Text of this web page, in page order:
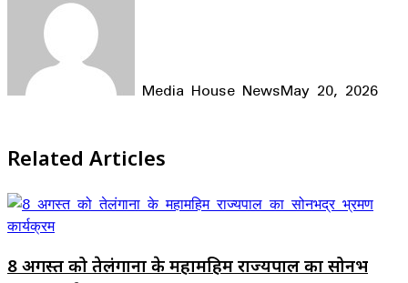
Media House NewsMay 20, 2026
Related Articles
8 अगस्त को तेलंगाना के महामहिम राज्यपाल का सोनभद्र